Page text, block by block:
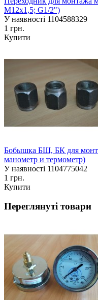
М12х1,5; G1/2")
У наявності 1104588329
1 грн.
Купити
Бобышка БШ, БК для
манометр и термометр)
У наявності 1104775042
1 грн.
Купити
Переглянуті товари